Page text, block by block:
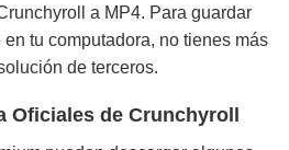
a MP4. Para guardar
tu computadora, no tienes más
de terceros.
Oficiales de Crunchyroll